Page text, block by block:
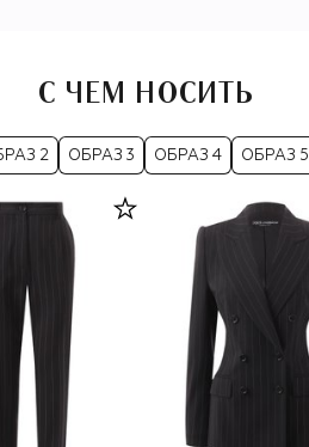
С ЧЕМ НОСИТЬ
2 ОБРАЗ 3 ОБРАЗ 4 ОБРАЗ 5